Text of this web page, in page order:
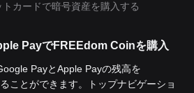
カードで暗号資産を購入する
PayでFREEdom Coinを購入
PayとApple Payの残高を
ことができます。トップナビゲーショ